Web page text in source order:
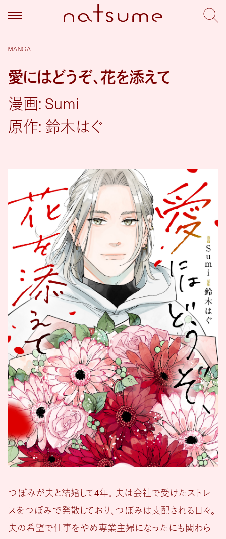
MANGA
愛にはどうぞ、花を添えて
漫画: Sumi
原作: 鈴木はぐ
つぼみが夫と結婚して4年。 夫は会社で受けたストレ
スをつぼみで発散しており、つぼみは支配される日々。
夫の希望で仕事をやめ専業主婦になったにも関わら